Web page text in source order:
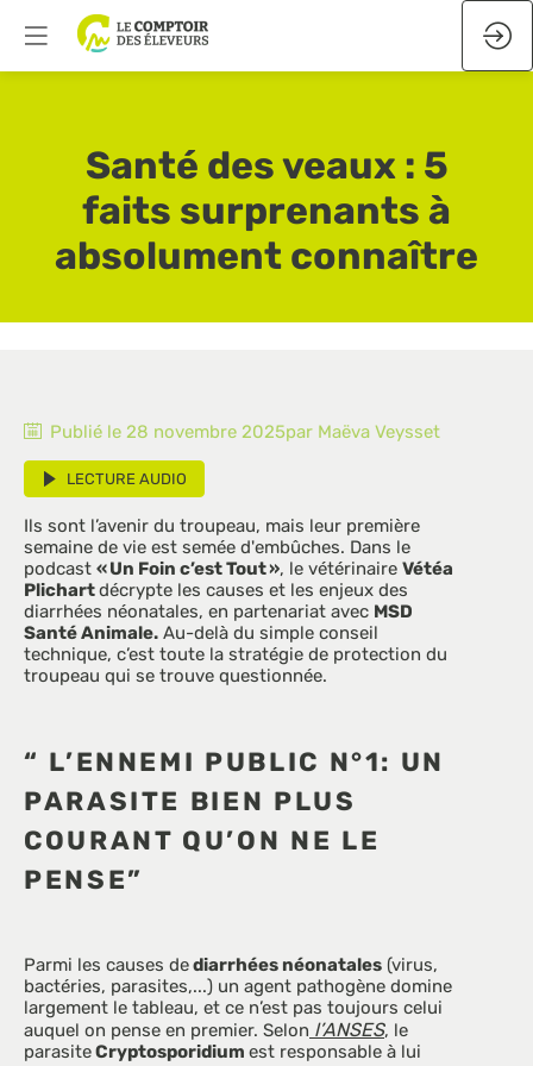
Santé des veaux : 5
faits surprenants à
absolument connaître
Publié le 28 novembre 2025par Maëva Veysset
LECTURE AUDIO
Ils sont l’avenir du troupeau, mais leur première
semaine de vie est semée d'embûches. Dans le
podcast « Un Foin c’est Tout », le vétérinaire Vétéa
Plichart décrypte les causes et les enjeux des
diarrhées néonatales, en partenariat avec MSD
Santé Animale. Au-delà du simple conseil
technique, c’est toute la stratégie de protection du
troupeau qui se trouve questionnée.
“ L’ENNEMI PUBLIC N°1: UN
PARASITE BIEN PLUS
COURANT QU’ON NE LE
PENSE”
Parmi les causes de diarrhées néonatales (virus,
bactéries, parasites,...) un agent pathogène domine
largement le tableau, et ce n’est pas toujours celui
auquel on pense en premier. Selon l’ANSES, le
parasite Cryptosporidium est responsable à lui